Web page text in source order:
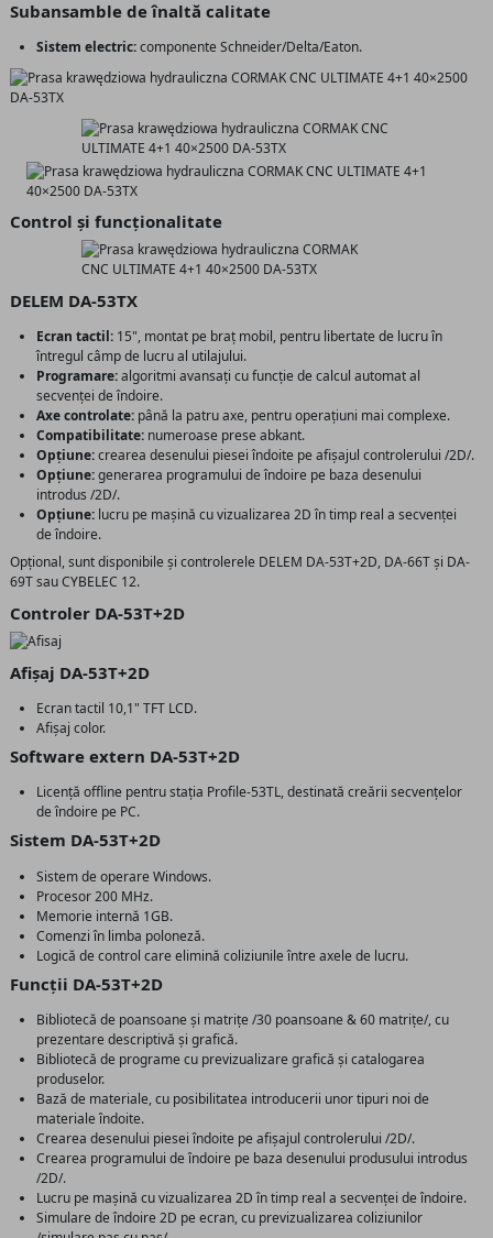
Subansamble de înaltă calitate
Sistem electric:componente Schneider/Delta/Eaton.
Control și funcționalitate
DELEM DA-53TX
Ecran tactil: 15", montat pe braț mobil, pentru libertate de lucru în
întregul câmp de lucru al utilajului.
Programare:algoritmi avansați cu funcție de calcul automat al
secvenței de îndoire.
Axe controlate: până la patru axe, pentru operațiuni mai complexe.
Compatibilitate: numeroase prese abkant.
Opțiune:crearea desenului piesei îndoite pe afișajul controlerului /2D/.
Opțiune:generarea programului de îndoire pe baza desenului
introdus /2D/.
Opțiune: lucru pe mașină cu vizualizarea 2D în timp real a secvenței
de îndoire.
Opțional, sunt disponibile și controlerele DELEM DA-53T+2D, DA-66T și DA-
69T sau CYBELEC 12.
Controler DA-53T+2D
Afișaj DA-53T+2D
Ecran tactil 10,1" TFT LCD.
Afișaj color.
Software extern DA-53T+2D
Licență offline pentru stația Profile-53TL, destinată creării secvențelor
de îndoire pe PC.
Sistem DA-53T+2D
Sistem de operare Windows.
Procesor 200 MHz.
Memorie internă 1GB.
Comenzi în limba poloneză.
Logică de control care elimină coliziunile între axele de lucru.
Funcții DA-53T+2D
Bibliotecă de poansoane și matrițe /30 poansoane & 60 matrițe/, cu
prezentare descriptivă și grafică.
Bibliotecă de programe cu previzualizare grafică și catalogarea
produselor.
Bază de materiale, cu posibilitatea introducerii unor tipuri noi de
materiale îndoite.
Crearea desenului piesei îndoite pe afișajul controlerului /2D/.
Crearea programului de îndoire pe baza desenului produsului introdus
/2D/.
Lucru pe mașină cu vizualizarea 2D în timp real a secvenței de îndoire.
Simulare de îndoire 2D pe ecran, cu previzualizarea coliziunilor